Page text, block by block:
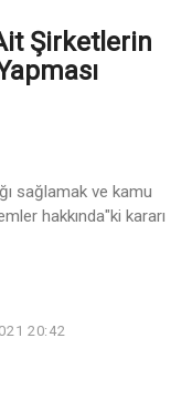
Şirketlerin
sağlamak ve kamu
hakkında"ki kararı
20:42